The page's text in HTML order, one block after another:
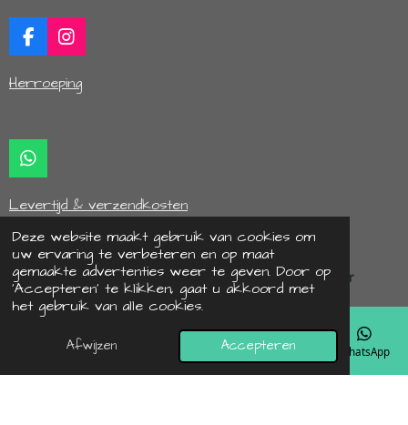
Deze website maakt gebruik van cookies om
uw ervaring te verbeteren en op maat
gemaakte advertenties weer te geven. Door op
‘Accepteren’ te klikken, gaat u akkoord met
het gebruik van alle cookies.
Afwijzen Accepteren
F
a
c
e
o
k
I
n
s
t
Herroeping
W
h
a
t
s
A
p
p
Levertijd & verzendkosten
© 2022 - 2026 hipbyaif
E-mailadres Telefoonnummer Kaart Instagram WhatsApp